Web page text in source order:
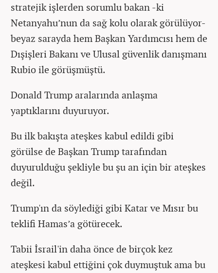
stratejik işlerden sorumlu bakan -ki
Netanyahu’nun da sağ kolu olarak görülüyor-
beyaz sarayda hem Başkan Yardımcısı hem de
Dışişleri Bakanı ve Ulusal güvenlik danışmanı
Rubio ile görüşmüştü.
Donald Trump aralarında anlaşma
yaptıklarını duyuruyor.
Bu ilk bakışta ateşkes kabul edildi gibi
görülse de Başkan Trump tarafından
duyurulduğu şekliyle bu şu an için bir ateşkes
değil.
Trump'ın da söylediği gibi Katar ve Mısır bu
teklifi Hamas’a götürecek.
Tabii İsrail'in daha önce de birçok kez
ateşkesi kabul ettiğini çok duymuştuk ama bu